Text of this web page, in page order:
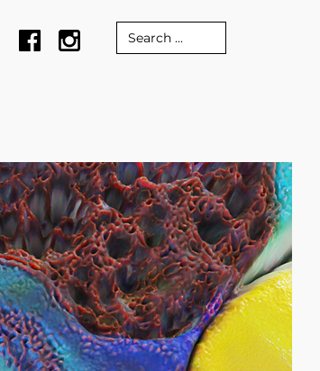
Search
for: